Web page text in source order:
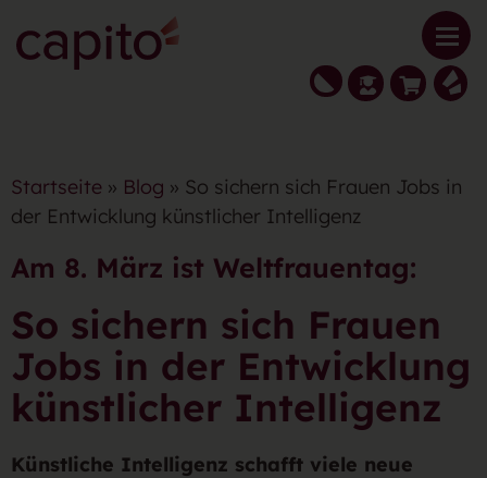
Startseite » Blog » So sichern sich Frauen Jobs in
der Entwicklung künstlicher Intelligenz
Am 8. März ist Weltfrauentag:
So sichern sich Frauen
Jobs in der Entwicklung
künstlicher Intelligenz
Künstliche Intelligenz schafft viele neue